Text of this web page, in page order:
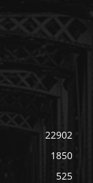
22902
1850
525